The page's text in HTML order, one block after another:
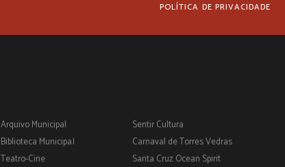
POLÍTICA DE PRIVACIDADE
Arquivo Municipal
Biblioteca Municipal
Teatro-Cine
Sentir Cultura
Carnaval de Torres Vedras
Santa Cruz Ocean Spirit